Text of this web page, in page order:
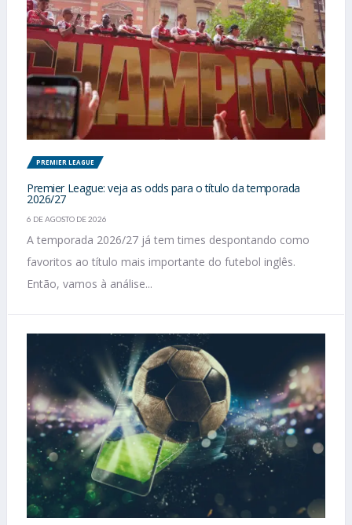
PREMIER LEAGUE
Premier League: veja as odds para o título da temporada
2026/27
6 DE AGOSTO DE 2026
A temporada 2026/27 já tem times despontando como
favoritos ao título mais importante do futebol inglês.
Então, vamos à análise...